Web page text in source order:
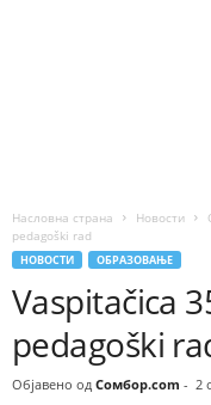
Насловна страна Новости
pedagoški rad
НОВОСТИ ОБРАЗОВАЊЕ
Vaspitačica
pedagoški
Објавено од Сомбор.com - 2